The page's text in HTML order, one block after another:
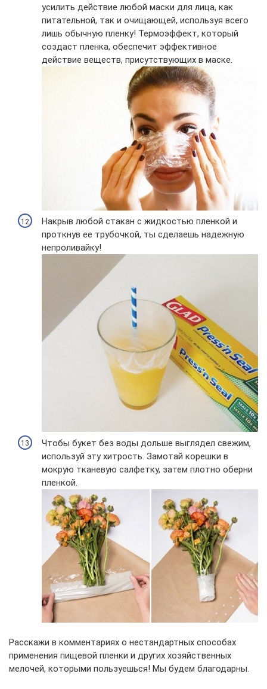
усилить действие любой маски для лица, как
питательной, так и очищающей, используя всего
лишь обычную пленку! Термоэффект, который
создаст пленка, обеспечит эффективное
действие веществ, присутствующих в маске.
Накрыв любой стакан с жидкостью пленкой и
проткнув ее трубочкой, ты сделаешь надежную
непроливайку!
Чтобы букет без воды дольше выглядел свежим,
используй эту хитрость. Замотай корешки в
мокрую тканевую салфетку, затем плотно оберни
пленкой.
Расскажи в комментариях о нестандартных способах
применения пищевой пленки и других хозяйственных
мелочей, которыми пользуешься! Мы будем благодарны.